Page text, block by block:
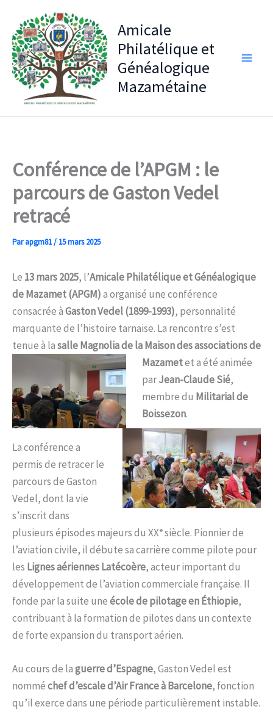
contenu
Amicale
Philatélique et
Généalogique
Mazamétaine
Conférence de l’APGM : le
parcours de Gaston Vedel
retracé
Parapgm81/ 15 mars 2025
Le 13 mars 2025, l’Amicale Philatélique et Généalogique
de Mazamet (APGM)a organisé une conférence
consacrée àGaston Vedel (1899-1993), personnalité
marquante de l’histoire tarnaise. La rencontre s’est
tenue à lasalle Magnolia de la Maison des associations de
Mazameteta été animée
parJean-Claude Sié,
membre du Militarial de
Boissezon.
La conférence a
permis de retracer le
parcours de Gaston
Vedel, dont la vie
s’inscrit dans
plusieurs épisodes majeurs du XXᵉ siècle. Pionnier de
l’aviation civile, il débute sa carrière comme pilote pour
les Lignes aériennes Latécoère, acteur important du
développement de l’aviation commerciale française. Il
fonde par la suite uneécole de pilotage en Éthiopie,
contribuant à la formation de pilotes dans un contexte
de forte expansion du transport aérien.
Au cours de laguerre d’Espagne, Gaston Vedel est
nomméchef d’escale d’Air France à Barcelone, fonction
qu’il exerce dans une période particulièrement instable.